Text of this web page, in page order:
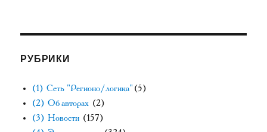
РУБРИКИ
(1) Сеть "Регионо/логика"(5)
(2) Об авторах (2)
(3) Новости (157)